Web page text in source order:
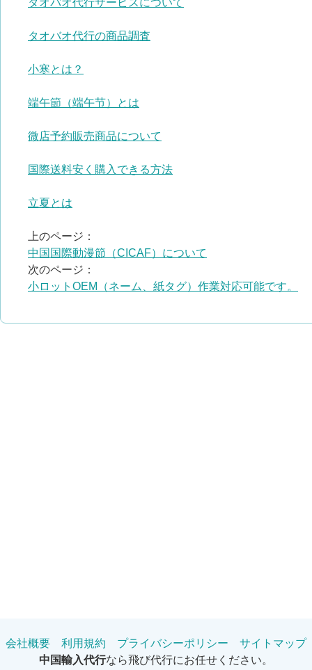
タオバオ代行の商品調査
小寒とは？
端午節（端午节）とは
微店予約販売商品について
国際送料安く購入できる方法
立夏とは
上のページ：
中国国際動漫節（CICAF）について
次のページ：
小ロットOEM（ネーム、紙タグ）作業対応可能です。
会社概要 利用規約 プライバシーポリシー
サイトマップ
中国輸入代行なら飛び代行にお任せください。